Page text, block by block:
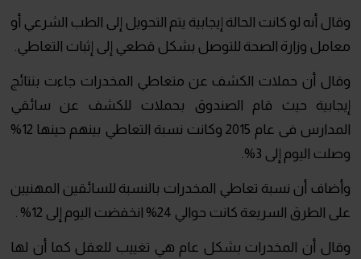
وقال أنه لو كانت الحالة إيجابية يتم التحويل إلى الطب الشرعي أو
معامل وزارة الصحة للتوصل بشكل قطعي إلى إثبات التعاطي.
وقال أن حملات الكشف عن متعاطي المخدرات جاءت بنتائج
إيجابية حيث قام الصندوق بحملات للكشف عن سائقي
المدارس فى عام 2015 وكانت نسبة التعاطي بينهم حينها 12%
وصلت اليوم إلى 3%.
وأضاف أن نسبة تعاطي المخدرات بالنسبة للسائقين المهنيين
على الطرق السريعة كانت حوالي 24% انخفضت اليوم إلى 12% .
وقال أن المخدرات بشكل عام هي تغييب للعقل كما أن لها